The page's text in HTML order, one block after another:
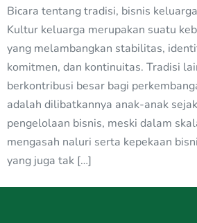
Bicara tentang tradisi, bisnis
Kultur keluarga merupakan suatu
yang melambangkan stabilitas,
komitmen, dan kontinuitas. Tradisi
berkontribusi besar bagi
adalah dilibatkannya anak-anak
pengelolaan bisnis, meski dalam
mengasah naluri serta kepekaan
yang juga tak […]